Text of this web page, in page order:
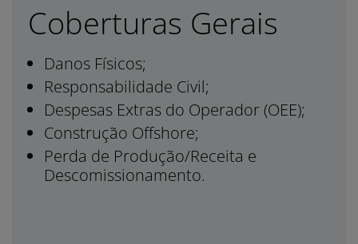
Coberturas Gerais
Danos Físicos;
Responsabilidade Civil;
Despesas Extras do Operador (OEE);
Construção Offshore;
Perda de Produção/Receita e
Descomissionamento.